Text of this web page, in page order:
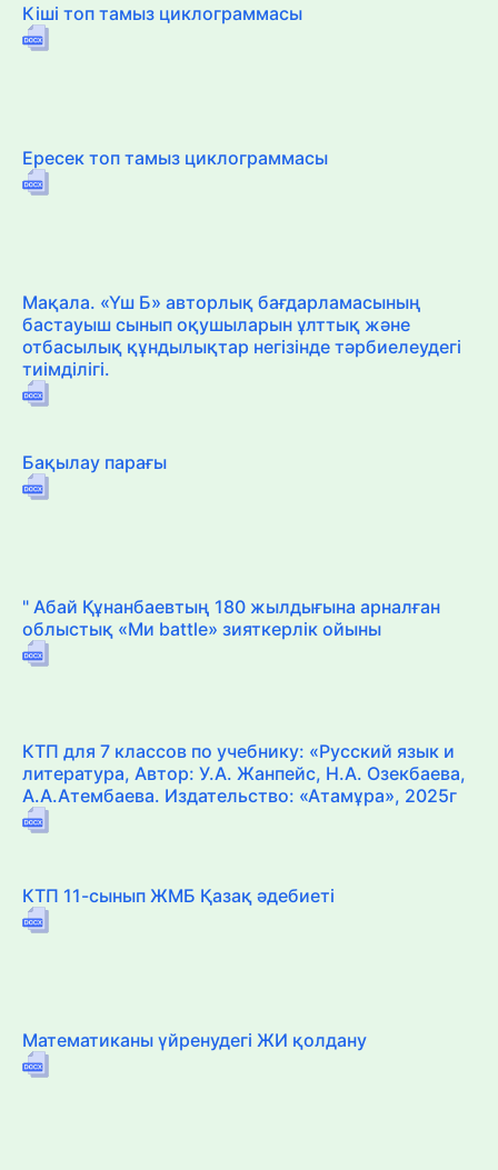
Кіші топ тамыз циклограммасы
Ересек топ тамыз циклограммасы
Мақала. «Үш Б» авторлық бағдарламасының
бастауыш сынып оқушыларын ұлттық және
отбасылық құндылықтар негізінде тәрбиелеудегі
тиімділігі.
Бақылау парағы
" Абай Құнанбаевтың 180 жылдығына арналған
облыстық «Ми battle» зияткерлік ойыны
КТП для 7 классов по учебнику: «Русский язык и
литература, Автор: У.А. Жанпейс, Н.А. Озекбаева,
А.А.Атембаева. Издательство: «Атамұра», 2025г
КТП 11-сынып ЖМБ Қазақ әдебиеті
Математиканы үйренудегі ЖИ қолдану